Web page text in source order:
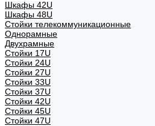
Шкафы 42U
Шкафы 48U
Стойки телекоммуникационные
Однорамные
Двухрамные
Стойки 17U
Стойки 24U
Стойки 27U
Стойки 33U
Стойки 37U
Стойки 42U
Стойки 45U
Стойки 47U